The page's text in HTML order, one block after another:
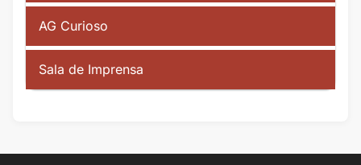
AG Curioso
Sala de Imprensa